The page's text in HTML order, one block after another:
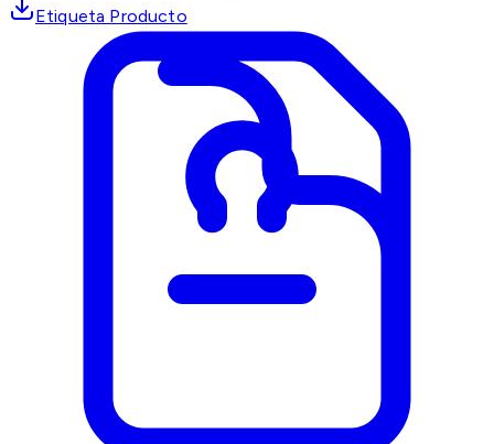
Etiqueta Producto